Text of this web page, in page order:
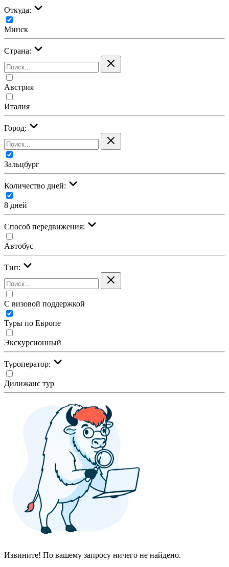
Откуда:
Минск
Страна:
Австрия
Италия
Город:
Зальцбург
Количество дней:
8 дней
Cпособ передвижения:
Автобус
Тип:
С визовой поддержкой
Туры по Европе
Экскурсионный
Туроператор:
Дилижанс тур
Извините! По вашему запросу ничего не найдено.